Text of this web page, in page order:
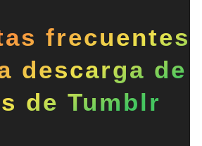
frecuentes
descarga de
de Tumblr